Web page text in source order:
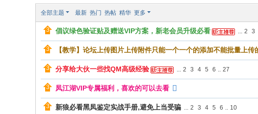
论
全部主题 最新 热门 热帖 精华 更多
倡议绿色验证贴及赠送VIP方案，新老会员升级必看 ... 2 3
【教学】论坛上传图片上传附件只能一个一个的添加不能批量上传
分享给大伙一些找QM高级经验 ... 2 3 4 5 6 .. 27
凤江湖VIP专属福利，喜欢的可以去看
新狼必看黑凤鉴定实战手册,避免上当受骗 ... 2 3 4 5 6 .. 10